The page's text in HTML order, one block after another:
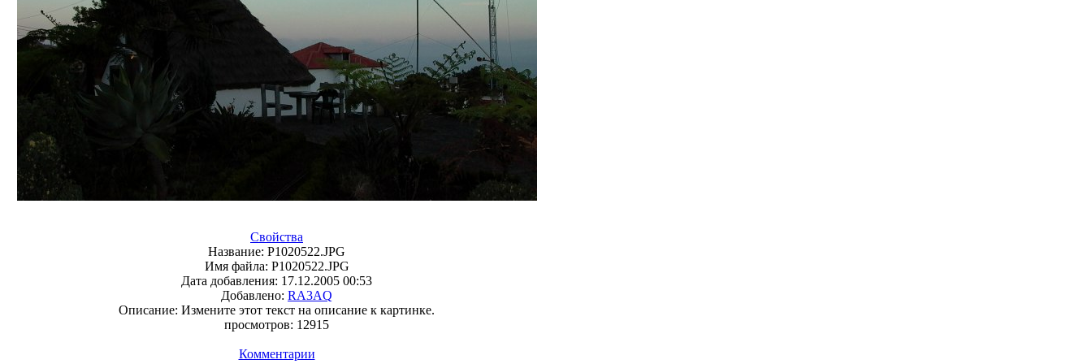
Свойства
Название: P1020522.JPG
Имя файла: P1020522.JPG
Дата добавления: 17.12.2005 00:53
Добавлено: RA3AQ
Описание: Измените этот текст на описание к картинке.
просмотров: 12915
Комментарии